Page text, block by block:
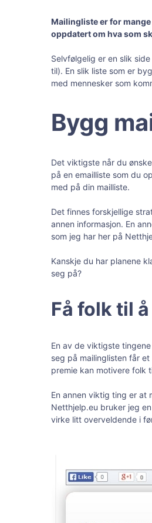
Mailingliste er for
oppdatert om hva som
Selvfølgelig er en slik
til). En slik liste som er
med mennesker som
Bygg
Det viktigste når du
på en emailliste som du
med på din mailliste.
Det finnes forskjellige
annen informasjon. En
som jeg har her på
Kanskje du har planene
seg på?
Få folk til
En av de viktigste
seg på mailinglisten får
premie kan motivere folk
En annen viktig ting er at
Netthjelp.eu bruker jeg
virke litt overveldende i